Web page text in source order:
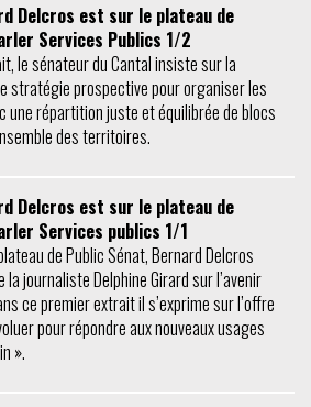
Delcros est sur le plateau de
Services Publics 1/2
le sénateur du Cantal insiste sur la
stratégie prospective pour organiser les
une répartition juste et équilibrée de blocs
des territoires.
Delcros est sur le plateau de
Services publics 1/1
de Public Sénat, Bernard Delcros
journaliste Delphine Girard sur l’avenir
ce premier extrait il s’exprime sur l’offre
pour répondre aux nouveaux usages
».